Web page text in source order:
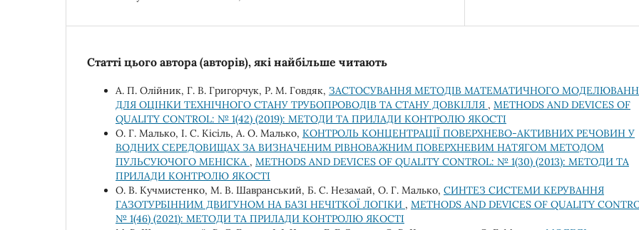
Статті цього автора (авторів), які найбільше читають
А. П. Олійник, Г. В. Григорчук, Р. М. Говдяк, ЗАСТОСУВАННЯ МЕТОДІВ МАТЕМАТИЧНОГО
ДЛЯ ОЦІНКИ ТЕХНІЧНОГО СТАНУ ТРУБОПРОВОДІВ ТА СТАНУ ДОВКІЛЛЯ , METHODS AND DEVICES OF
QUALITY CONTROL: № 1(42) (2019): МЕТОДИ ТА ПРИЛАДИ КОНТРОЛЮ ЯКОСТІ
О. Г. Малько, І. С. Кісіль, А. О. Малько, КОНТРОЛЬ КОНЦЕНТРАЦІЇ ПОВЕРХНЕВО-АКТИВНИХ РЕЧОВИН У
ВОДНИХ СЕРЕДОВИЩАХ ЗА ВИЗНАЧЕНИМ РІВНОВАЖНИМ ПОВЕРХНЕВИМ НАТЯГОМ МЕТОДОМ
ПУЛЬСУЮЧОГО МЕНІСКА , METHODS AND DEVICES OF QUALITY CONTROL: № 1(30) (2013): МЕТОДИ ТА
ПРИЛАДИ КОНТРОЛЮ ЯКОСТІ
О. В. Кучмистенко, М. В. Шавранський, Б. С. Незамай, О. Г. Малько, СИНТЕЗ СИСТЕМИ КЕРУВАННЯ
ГАЗОТУРБІННИМ ДВИГУНОМ НА БАЗІ НЕЧІТКОЇ ЛОГІКИ , METHODS AND DEVICES OF QUALITY
№ 1(46) (2021): МЕТОДИ ТА ПРИЛАДИ КОНТРОЛЮ ЯКОСТІ